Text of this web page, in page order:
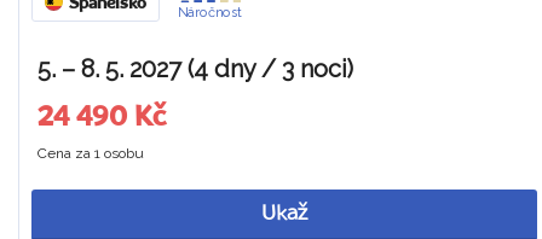
Španělsko
Náročnost
5. – 8. 5. 2027 (4 dny / 3 noci)
24 490 Kč
Cena za 1 osobu
Ukaž